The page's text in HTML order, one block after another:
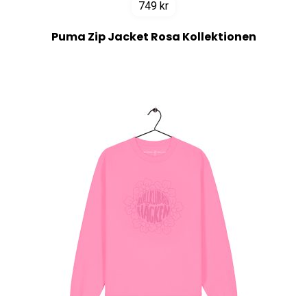
749 kr
Puma Zip Jacket Rosa Kollektionen